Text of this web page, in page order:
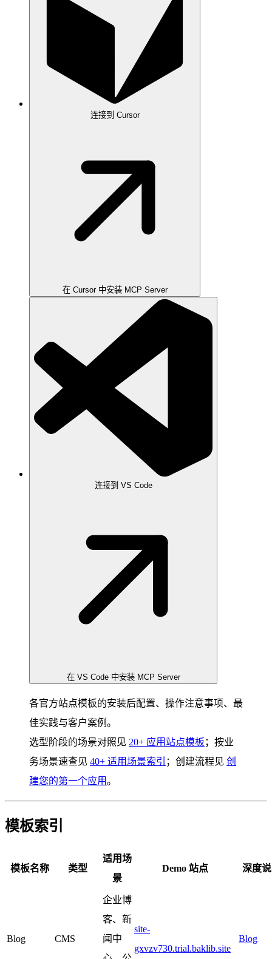
连接到 Cursor
在 Cursor 中安装 MCP Server
连接到 VS Code
在 VS Code 中安装 MCP Server
各官方站点模板的安装后配置、操作注意事项、最
佳实践与客户案例。
选型阶段的场景对照见 20+ 应用站点模板 ；按业
务场景速查见 40+ 适用场景索引 ；创建流程见 创
建您的第一个应用。
模板索引
模板名称 类型
适用场
景
Demo 站点 深度
Blog CMS
企业博
客、新
闻中
site-
gxvzv730.trial.baklib.site
Blog